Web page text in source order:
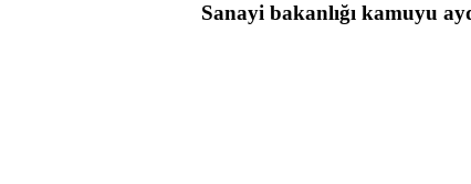
Sanayi bakanlığı kamuyu